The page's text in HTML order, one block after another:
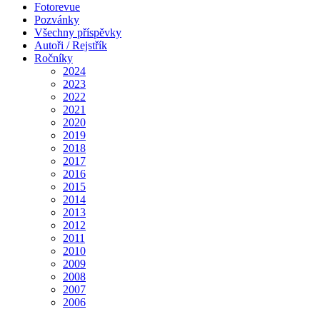
Fotorevue
Pozvánky
Všechny příspěvky
Autoři / Rejstřík
Ročníky
2024
2023
2022
2021
2020
2019
2018
2017
2016
2015
2014
2013
2012
2011
2010
2009
2008
2007
2006